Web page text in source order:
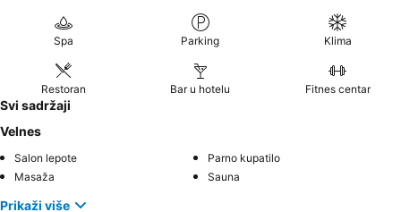
Spa Parking Klima
Restoran Bar u hotelu Fitnes centar
Svi sadržaji
Velnes
Salon lepote
Parno kupatilo
Masaža
Sauna
Prikaži više